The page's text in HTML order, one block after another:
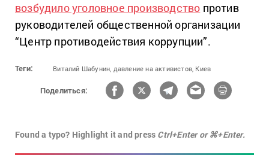
возбудило уголовное производство против
руководителей общественной организации
“Центр противодействия коррупции”.
Теги: Виталий Шабунин, давление на активистов, Киев
Поделиться:
Found a typo? Highlight it and press Ctrl+Enter or ⌘+Enter.